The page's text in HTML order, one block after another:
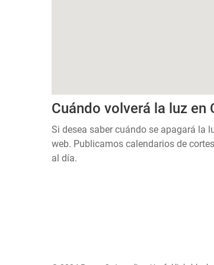
Cuándo volverá la luz en
Si desea saber cuándo se apagará la
web. Publicamos calendarios de
al día.